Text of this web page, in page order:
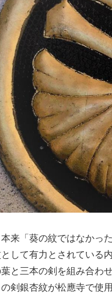
来「葵の紋ではなかっ
して有力とされている
と三本の剣を組み合わせ
剣銀杏紋が松應寺で使